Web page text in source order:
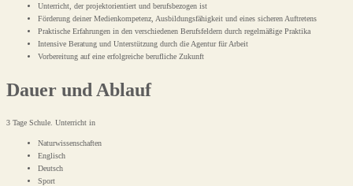
Unterricht, der projektorientiert und berufsbezogen ist
Förderung deiner Medienkompetenz, Ausbildungsfähigkeit und eines sicheren Auftretens
Praktische Erfahrungen in den verschiedenen Berufsfeldern durch regelmäßige Praktika
Intensive Beratung und Unterstützung durch die Agentur für Arbeit
Vorbereitung auf eine erfolgreiche berufliche Zukunft
Dauer und Ablauf
3 Tage Schule. Unterricht in
Naturwissenschaften
Englisch
Deutsch
Sport